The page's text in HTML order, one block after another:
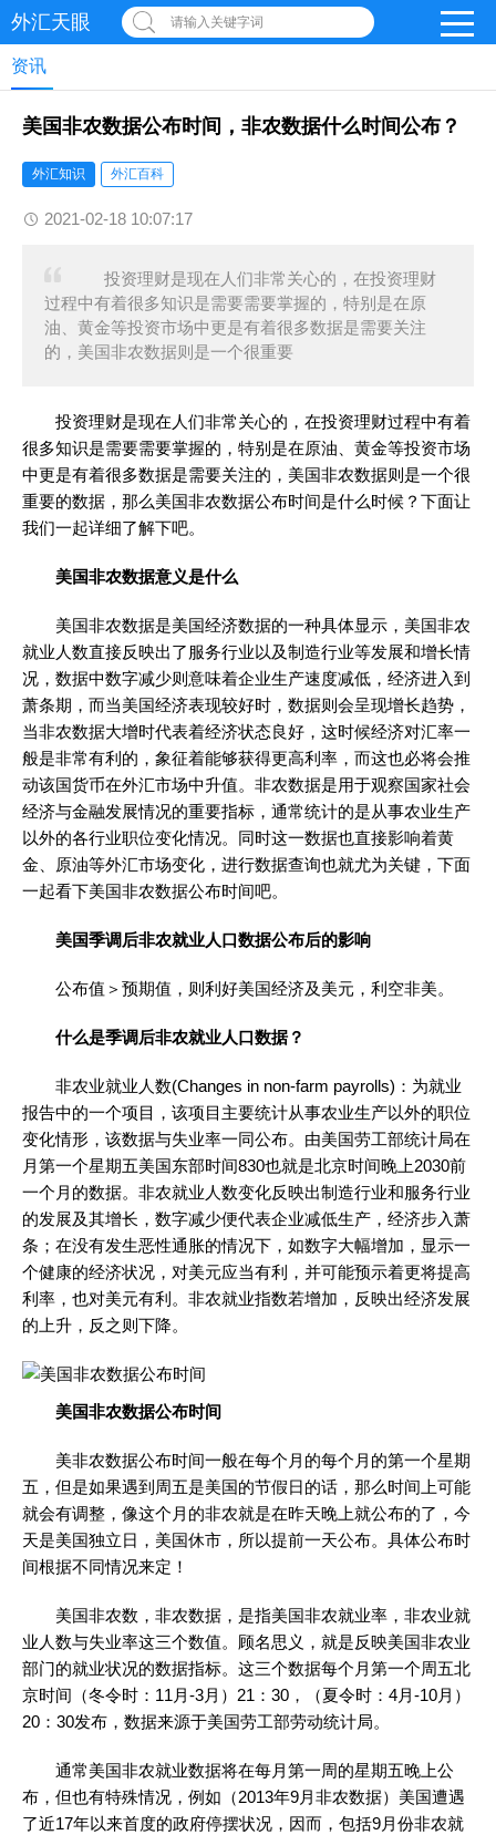
外汇天眼 请输入关键字词
资讯
美国非农数据公布时间，非农数据什么时间公布？
外汇知识 外汇百科
2021-02-18 10:07:17
投资理财是现在人们非常关心的，在投资理财
过程中有着很多知识是需要需要掌握的，特别是在原
油、黄金等投资市场中更是有着很多数据是需要关注
的，美国非农数据则是一个很重要
投资理财是现在人们非常关心的，在投资理财过程中有着
很多知识是需要需要掌握的，特别是在原油、黄金等投资市场
中更是有着很多数据是需要关注的，美国非农数据则是一个很
重要的数据，那么美国非农数据公布时间是什么时候？下面让
我们一起详细了解下吧。
美国非农数据意义是什么
美国非农数据是美国经济数据的一种具体显示，美国非农
就业人数直接反映出了服务行业以及制造行业等发展和增长情
况，数据中数字减少则意味着企业生产速度减低，经济进入到
萧条期，而当美国经济表现较好时，数据则会呈现增长趋势，
当非农数据大增时代表着经济状态良好，这时候经济对汇率一
般是非常有利的，象征着能够获得更高利率，而这也必将会推
动该国货币在外汇市场中升值。非农数据是用于观察国家社会
经济与金融发展情况的重要指标，通常统计的是从事农业生产
以外的各行业职位变化情况。同时这一数据也直接影响着黄
金、原油等外汇市场变化，进行数据查询也就尤为关键，下面
一起看下美国非农数据公布时间吧。
美国季调后非农就业人口数据公布后的影响
公布值＞预期值，则利好美国经济及美元，利空非美。
什么是季调后非农就业人口数据？
非农业就业人数(Changes in non-farm payrolls)：为就业
报告中的一个项目，该项目主要统计从事农业生产以外的职位
变化情形，该数据与失业率一同公布。由美国劳工部统计局在
月第一个星期五美国东部时间830也就是北京时间晚上2030前
一个月的数据。非农就业人数变化反映出制造行业和服务行业
的发展及其增长，数字减少便代表企业减低生产，经济步入萧
条；在没有发生恶性通胀的情况下，如数字大幅增加，显示一
个健康的经济状况，对美元应当有利，并可能预示着更将提高
利率，也对美元有利。非农就业指数若增加，反映出经济发展
的上升，反之则下降。
美国非农数据公布时间
美非农数据公布时间一般在每个月的每个月的第一个星期
五，但是如果遇到周五是美国的节假日的话，那么时间上可能
就会有调整，像这个月的非农就是在昨天晚上就公布的了，今
天是美国独立日，美国休市，所以提前一天公布。具体公布时
间根据不同情况来定！
美国非农数，非农数据，是指美国非农就业率，非农业就
业人数与失业率这三个数值。顾名思义，就是反映美国非农业
部门的就业状况的数据指标。这三个数据每个月第一个周五北
京时间（冬令时：11月-3月）21：30，（夏令时：4月-10月）
20：30发布，数据来源于美国劳工部劳动统计局。
通常美国非农就业数据将在每月第一周的星期五晚上公
布，但也有特殊情况，例如（2013年9月非农数据）美国遭遇
了近17年以来首度的政府停摆状况，因而，包括9月份非农就